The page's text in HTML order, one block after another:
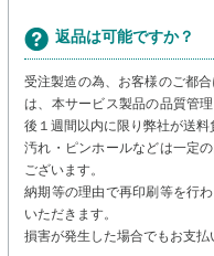
返品は可能ですか？
受注製造の為、お客様のご都
は、本サービス製品の品質管
後１週間以内に限り弊社が送料
汚れ・ピンホールなどは一定
ございます。
納期等の理由で再印刷等を行
いただきます。
損害が発生した場合でもお支払